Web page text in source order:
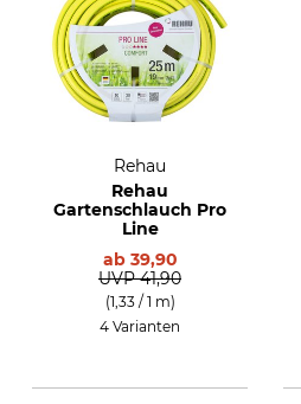
Rehau
Rehau
Gartenschlauch Pro
Line
ab 39,90
UVP 41,90
(1,33 / 1 m)
4 Varianten